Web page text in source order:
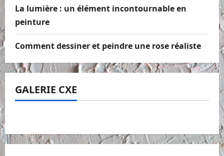
La lumière : un élément incontournable en
peinture
Comment dessiner et peindre une rose réaliste
GALERIE CXE